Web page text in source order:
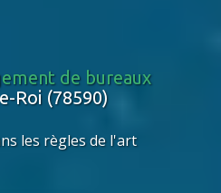
de bureaux
Roi (78590)
les règles de l'art